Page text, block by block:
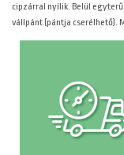
cipzárral nyílik. Belül
vállpánt (pántja cserélhető).